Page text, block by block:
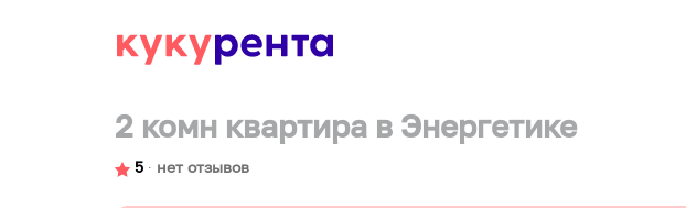
2 комн квартира в Энергетике
5 ∙ нет отзывов